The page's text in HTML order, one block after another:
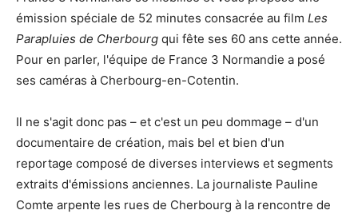
émission spéciale de 52 minutes consacrée au film Les
Parapluies de Cherbourg qui fête ses 60 ans cette année.
Pour en parler, l'équipe de France 3 Normandie a posé
ses caméras à Cherbourg-en-Cotentin.
Il ne s'agit donc pas – et c'est un peu dommage – d'un
documentaire de création, mais bel et bien d'un
reportage composé de diverses interviews et segments
extraits d'émissions anciennes. La journaliste Pauline
Comte arpente les rues de Cherbourg à la rencontre de